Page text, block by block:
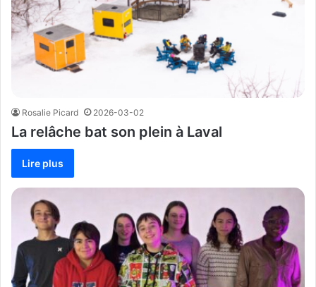
Rosalie Picard 2026-03-02
La relâche bat son plein à Laval
Lire plus